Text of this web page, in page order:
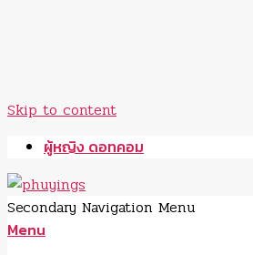
Skip to content
ผู้หญิง ดอทคอม
Secondary Navigation Menu
Menu